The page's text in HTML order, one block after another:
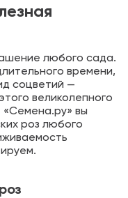
любого сада.
времени,
соцветий —
великолепного
«Семена.ру» вы
роз любого